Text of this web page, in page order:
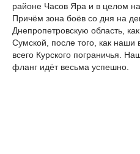
районе Часов Яра и в целом
Причём зона боёв со дня на
Днепропетровскую область,
Сумской, после того, как
всего Курского пограничья.
фланг идёт весьма успешно.